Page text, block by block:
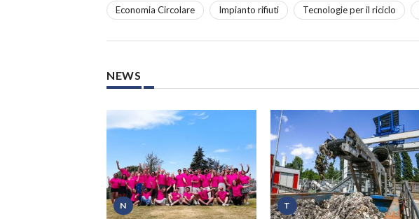
Economia Circolare Impianto rifiuti Tecnologie per il riciclo
NEWS
N T